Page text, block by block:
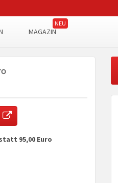
MAGAZIN
95,00 Euro